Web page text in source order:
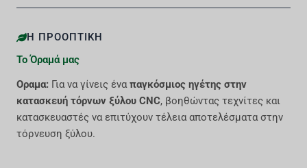
Η ΠΡΟΟΠΤΙΚΉ
Το Όραμά μας
Οραμα: Για να γίνεις έναπαγκόσμιος ηγέτης στην
κατασκευή τόρνων ξύλου CNC, βοηθώντας τεχνίτες και
κατασκευαστές να επιτύχουν τέλεια αποτελέσματα στην
τόρνευση ξύλου.